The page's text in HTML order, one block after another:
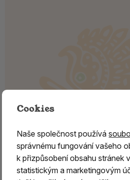
DRAČÍ KREV,
Cookies
Naše společnost používá
správnému fungování vašeho
k přizpůsobení obsahu stránek
statistickým a marketingovým